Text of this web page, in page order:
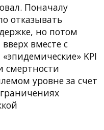
Поначалу
отказывать
но потом
вместе с
KPI
смертности
уровне за счет